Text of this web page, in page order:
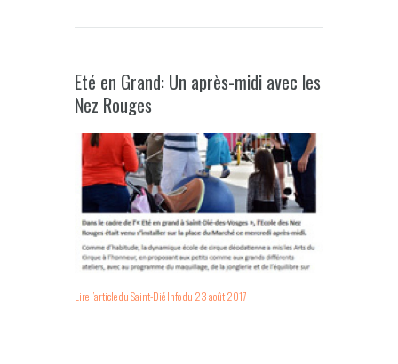
Eté en Grand: Un après-midi avec les
Nez Rouges
Lire l’article du Saint-Dié Info du 23 août 2017